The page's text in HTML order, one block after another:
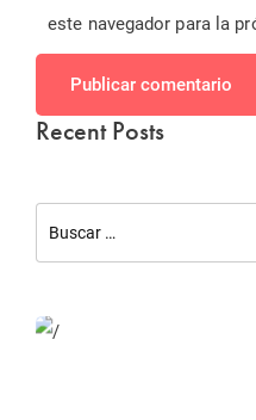
este navegador para la
Publicar comentario
Recent Posts